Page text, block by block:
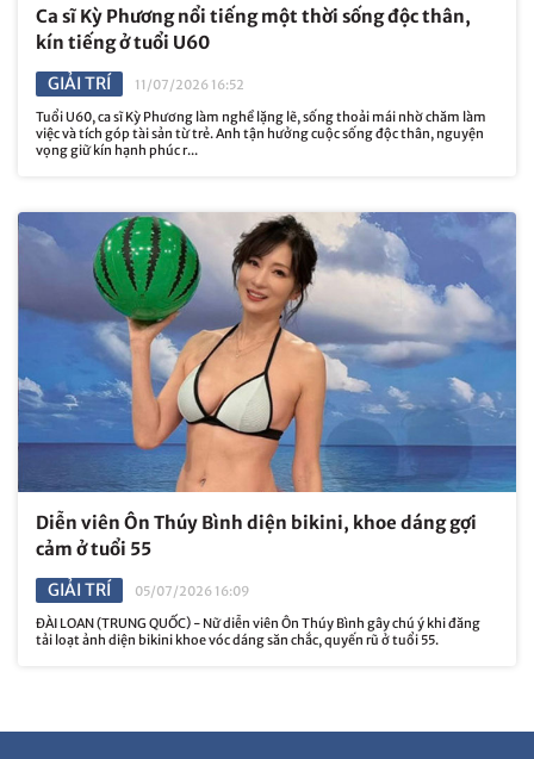
Ca sĩ Kỳ Phương nổi tiếng một thời sống độc thân,
kín tiếng ở tuổi U60
GIẢI TRÍ
11/07/2026 16:52
Tuổi U60, ca sĩ Kỳ Phương làm nghề lặng lẽ, sống thoải mái nhờ chăm làm
việc và tích góp tài sản từ trẻ. Anh tận hưởng cuộc sống độc thân, nguyện
vọng giữ kín hạnh phúc r...
Diễn viên Ôn Thúy Bình diện bikini, khoe dáng gợi
cảm ở tuổi 55
GIẢI TRÍ
05/07/2026 16:09
ĐÀI LOAN (TRUNG QUỐC) - Nữ diễn viên Ôn Thúy Bình gây chú ý khi đăng
tải loạt ảnh diện bikini khoe vóc dáng săn chắc, quyến rũ ở tuổi 55.